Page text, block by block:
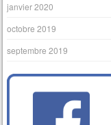
janvier 2020
octobre 2019
septembre 2019